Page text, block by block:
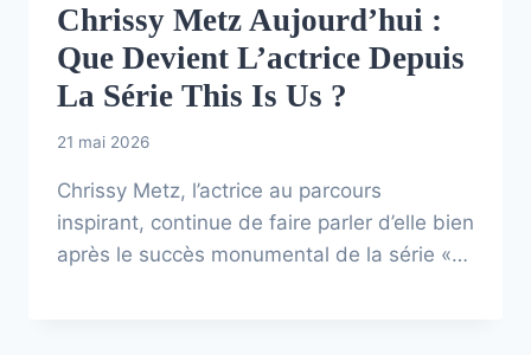
Chrissy Metz Aujourd’hui :
Que Devient L’actrice Depuis
La Série This Is Us ?
21 mai 2026
Chrissy Metz, l’actrice au parcours
inspirant, continue de faire parler d’elle bien
après le succès monumental de la série «…